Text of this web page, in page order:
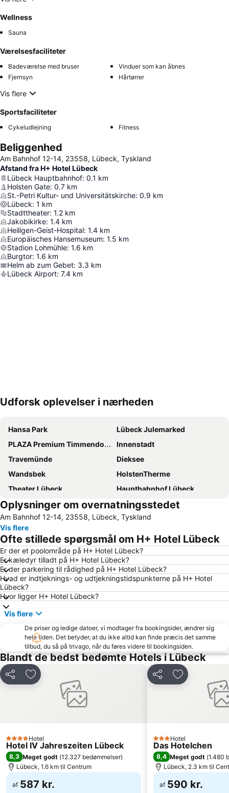
Wellness
Sauna
Værelsesfaciliteter
Badeværelse med bruser
Vinduer som kan åbnes
Fjernsyn
Hårtørrer
Vis flere
Sportsfaciliteter
Cykeludlejning Fitness
Beliggenhed
Am Bahnhof 12-14, 23558, Lübeck, Tyskland
Afstand fra H+ Hotel Lübeck
Lübeck Hauptbahnhof: 0.1 km
Holsten Gate: 0.7 km
St.-Petri Kultur- und Universitätskirche: 0.9 km
Lübeck: 1 km
Stadttheater: 1.2 km
Jakobikirke: 1.4 km
Heiligen-Geist-Hospital: 1.4 km
Europäisches Hansemuseum: 1.5 km
Stadion Lohmühle: 1.6 km
Burgtor: 1.6 km
Helm ab zum Gebet: 3.3 km
Lübeck Airport: 7.4 km
Udvid kort
Udforsk oplevelser i nærheden
Hansa Park
Lübeck Julemarked
PLAZA Premium Timmendorfer Strand
Innenstadt
Travemünde
Dieksee
Wandsbek
HolstenTherme
Theater Lübeck
Hauptbahnhof Lübeck
Jenfeld
Lückbeck lufthavn
Ostsee-Therme
Golf Club Treudelberg
Rahlstedt
Rathaus Lübeck
Travemünder Woche
Volksdorf
Bramfeld
Holstentor
Ratzeburger See
Gut Basthorst
Dom zu Lübeck
Hanseatic City of Lübeck
SeaLife Oceanic Aquarium
Plöner Schloss
Strand Boltenhagen
Biosphärenreservat Schaalsee
Farmsen-Berne
Bunte Kuh
Karls Erlebnishof
Ratzeburger Dom
Gut Kaden Golf und Landclub
Musik- und Kongreßhalle Lübeck
Schloß Ahrensburg
Ostseebad Boltenhagen Strandklinik
Norderstedt Mitte Metro Station
Timmendorf - Poel
NDR 2 Silvester on the Beach
Karl-May-Festival
Kalkberghöhlen
Oplysninger om overnatningsstedet
Am Bahnhof 12-14, 23558, Lübeck, Tyskland
Vis flere
Ofte stillede spørgsmål om H+ Hotel Lübeck
Er der et poolområde på H+ Hotel Lübeck?
Er kæledyr tilladt på H+ Hotel Lübeck?
Er der parkering til rådighed på H+ Hotel Lübeck?
Hvad er indtjeknings- og udtjekningstidspunkterne på H+ Hotel
Lübeck?
Hvor ligger H+ Hotel Lübeck?
Vis flere
De priser og ledige datoer, vi modtager fra bookingsider, ændrer sig
hele tiden. Det betyder, at du ikke altid kan finde præcis det samme
tilbud, du så på trivago, når du føres videre til bookingsiden.
Blandt de bedst bedømte Hotels i Lübeck
Del Føj til favoritter
4 Stjerner
Hotel
Hotel IV Jahreszeiten Lübeck
8,3 Meget godt (12.327 bedømmelser)
Lübeck, 1.6 km til Centrum
af 587 kr.
Del Føj til
3 Stjerner
Hotel
Das Hotelchen
8,4 Meget godt (1.480
Lübeck, 2.3 km til
af 590 kr.